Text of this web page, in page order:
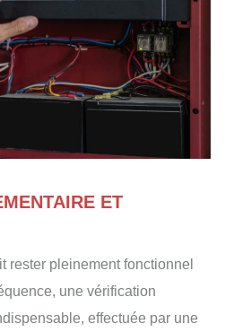
ET
rester pleinement fonctionnel
une vérification
effectuée par une